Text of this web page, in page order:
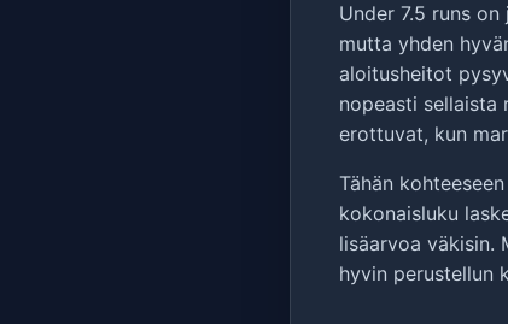
Under 7.5 runs
mutta yhden
aloitusheitot
nopeasti sellaista
erottuvat, kun
Tähän
kokonaisluku
lisäarvoa väkisin.
hyvin perustellun